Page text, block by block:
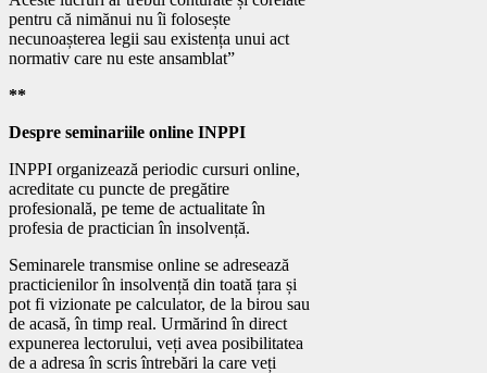
pentru că nimănui nu îi folosește
necunoașterea legii sau existența unui act
normativ care nu este ansamblat”
**
Despre seminariile online INPPI
INPPI organizează periodic cursuri online,
acreditate cu puncte de pregătire
profesională, pe teme de actualitate în
profesia de practician în insolvență.
Seminarele transmise online se adresează
practicienilor în insolvență din toată țara și
pot fi vizionate pe calculator, de la birou sau
de acasă, în timp real. Urmărind în direct
expunerea lectorului, veți avea posibilitatea
de a adresa în scris întrebări la care veți